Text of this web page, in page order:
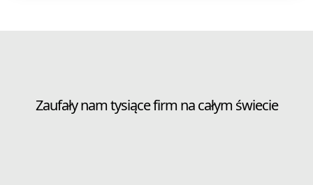
Zaufały nam tysiące firm na całym świecie